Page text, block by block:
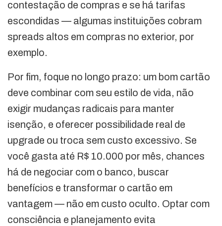
contestação de compras e se há tarifas
escondidas — algumas instituições cobram
spreads altos em compras no exterior, por
exemplo.
Por fim, foque no longo prazo: um bom cartão
deve combinar com seu estilo de vida, não
exigir mudanças radicais para manter
isenção, e oferecer possibilidade real de
upgrade ou troca sem custo excessivo. Se
você gasta até R$ 10.000 por mês, chances
há de negociar com o banco, buscar
benefícios e transformar o cartão em
vantagem — não em custo oculto. Optar com
consciência e planejamento evita